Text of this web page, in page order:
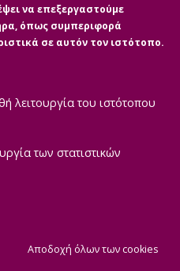
να επεξεργαστούμε
όπως συμπεριφορά
σε αυτόν τον ιστότοπο.
λειτουργία του ιστότοπου
των στατιστικών
Αποδοχή όλων των cookies